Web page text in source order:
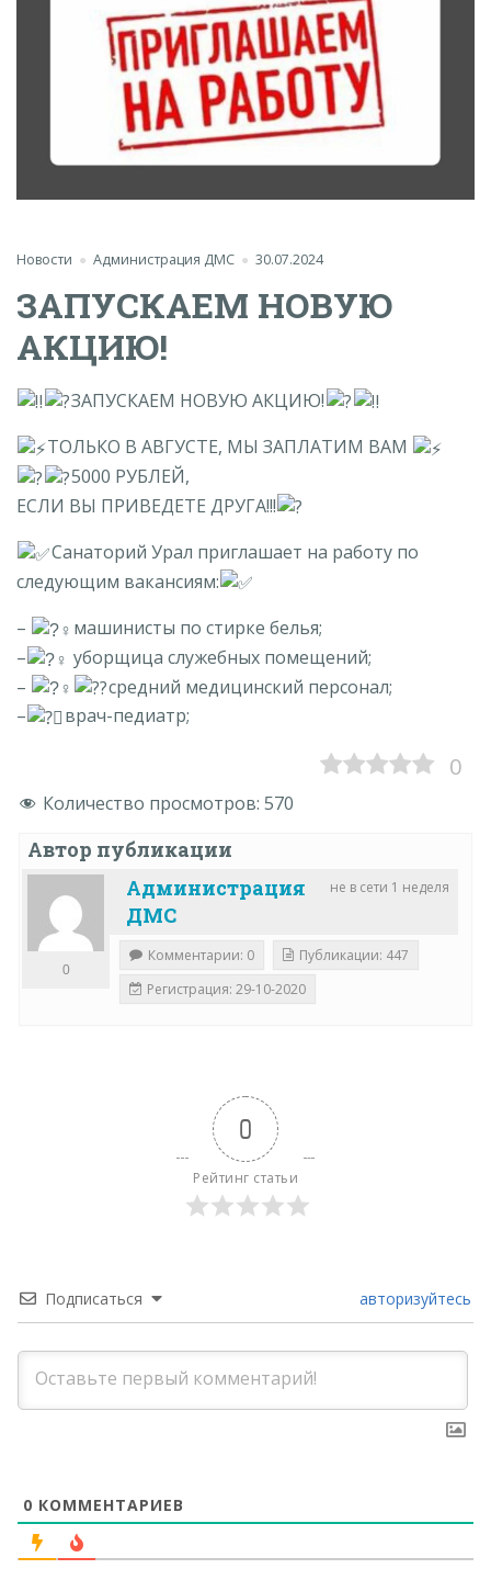
Новости Администрация ДМС 30.07.2024
ЗАПУСКАЕМ НОВУЮ
АКЦИЮ!
ЗАПУСКАЕМ НОВУЮ АКЦИЮ!
ТОЛЬКО В АВГУСТЕ, МЫ ЗАПЛАТИМ ВАМ
5000 РУБЛЕЙ,
ЕСЛИ ВЫ ПРИВЕДЕТЕ ДРУГА!!!
Санаторий Урал приглашает на работу по
следующим вакансиям:
–
машинисты по стирке белья;
–
уборщица служебных помещений;
–
средний медицинский персонал;
–
врач-педиатр;
0
Количество просмотров: 570
Автор публикации
не в сети 1 неделя
Администрация
ДМС
0
Комментарии: 0
Публикации: 447
Регистрация: 29-10-2020
0
Рейтинг статьи
Подписаться авторизуйтесь
0 КОММЕНТАРИЕВ